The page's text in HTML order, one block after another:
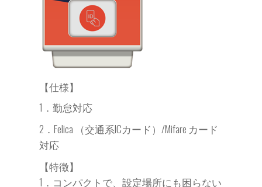
【仕様】
1．勤怠対応
2．Felica （交通系ICカード） /Mifare カード
対応
【特徴】
1 ．コンパクトで、設定場所にも困らない